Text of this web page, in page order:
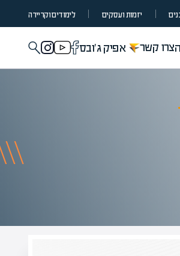
יזמות ועסקים לימודים וקריירה
צרו קשר אפיק ג'ובס